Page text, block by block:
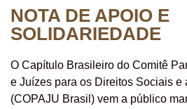
NOTA DE APOIO E
SOLIDARIEDADE
O Capítulo Brasileiro do Comitê
e Juízes para os Direitos Sociais e
(COPAJU Brasil) vem a público